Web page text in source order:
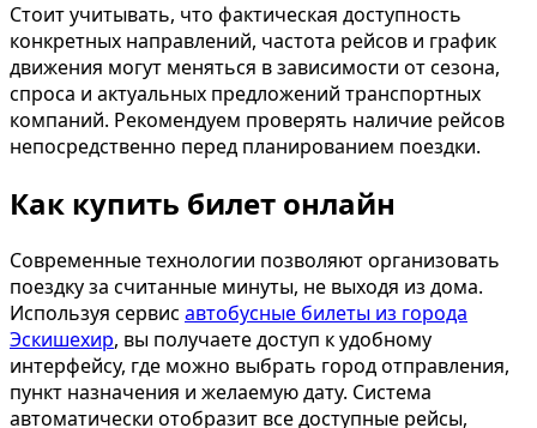
Стоит учитывать, что фактическая доступность
конкретных направлений, частота рейсов и график
движения могут меняться в зависимости от сезона,
спроса и актуальных предложений транспортных
компаний. Рекомендуем проверять наличие рейсов
непосредственно перед планированием поездки.
Как купить билет онлайн
Современные технологии позволяют организовать
поездку за считанные минуты, не выходя из дома.
Используя сервис автобусные билеты из города
Эскишехир, вы получаете доступ к удобному
интерфейсу, где можно выбрать город отправления,
пункт назначения и желаемую дату. Система
автоматически отобразит все доступные рейсы,